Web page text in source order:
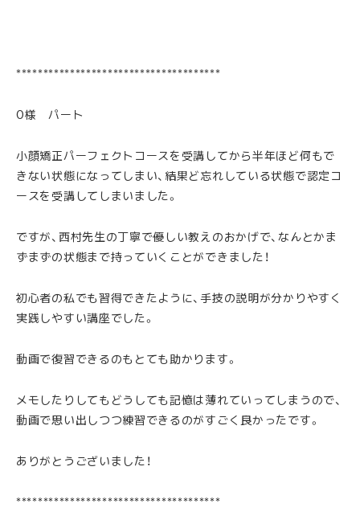
**************************************
O様 パート
小顔矯正パーフェクトコースを受講してから半年ほど何もで
きない状態になってしまい、結果ど忘れしている状態で認定コ
ースを受講してしまいました。
ですが、西村先生の丁寧で優しい教えのおかげで、なんとかま
ずまずの状態まで持っていくことができました！
初心者の私でも習得できたように、手技の説明が分かりやすく
実践しやすい講座でした。
動画で復習できるのもとても助かります。
メモしたりしてもどうしても記憶は薄れていってしまうので、
動画で思い出しつつ練習できるのがすごく良かったです。
ありがとうございました！
**************************************